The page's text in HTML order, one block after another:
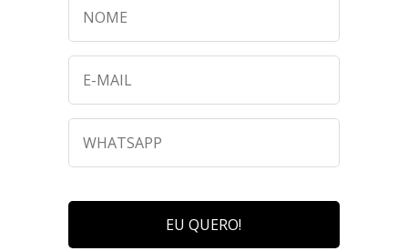
EU QUERO!